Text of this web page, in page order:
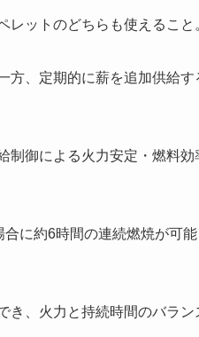
ットのどちらも使えること
方、定期的に薪を追加供給
制御による火力安定・燃料
に約6時間の連続燃焼が可
、火力と持続時間のバラン